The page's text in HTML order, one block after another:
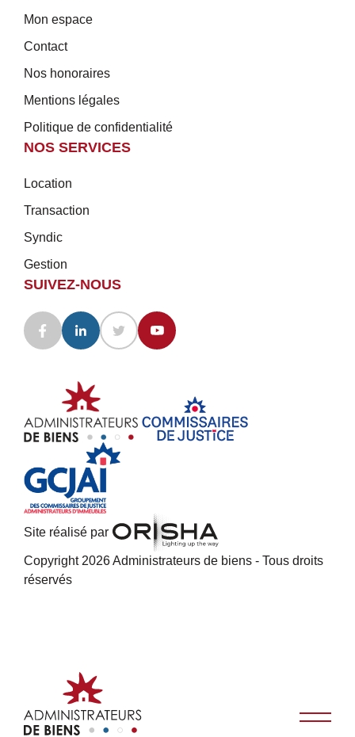
Mon espace
Contact
Nos honoraires
Mentions légales
Politique de confidentialité
NOS SERVICES
Location
Transaction
Syndic
Gestion
SUIVEZ-NOUS
Site réalisé par
Copyright 2026 Administrateurs de biens - Tous droits
réservés